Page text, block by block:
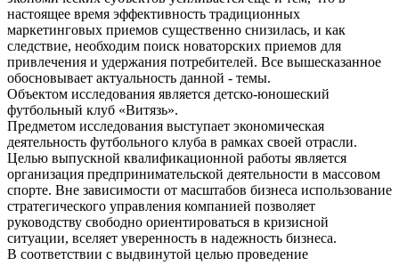
настоящее время эффективность традиционных
маркетинговых приемов существенно снизилась, и как
следствие, необходим поиск новаторских приемов для
привлечения и удержания потребителей. Все вышесказанное
обосновывает актуальность данной - темы.
Объектом исследования является детско-юношеский
футбольный клуб «Витязь».
Предметом исследования выступает экономическая
деятельность футбольного клуба в рамках своей отрасли.
Целью выпускной квалификационной работы является
организация предпринимательской деятельности в массовом
спорте. Вне зависимости от масштабов бизнеса использование
стратегического управления компанией позволяет
руководству свободно ориентироваться в кризисной
ситуации, вселяет уверенность в надежность бизнеса.
В соответствии с выдвинутой целью проведение